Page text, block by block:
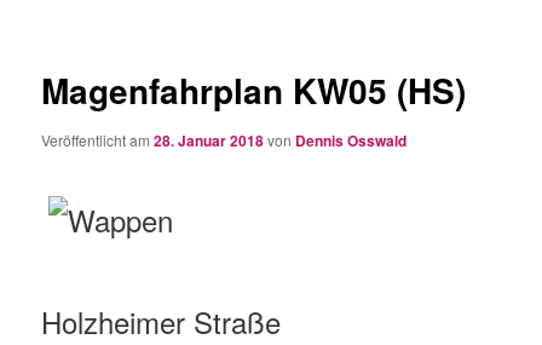
Magenfahrplan KW05 (HS)
Veröffentlicht am28. Januar 2018von Dennis Osswald
Holzheimer Straße